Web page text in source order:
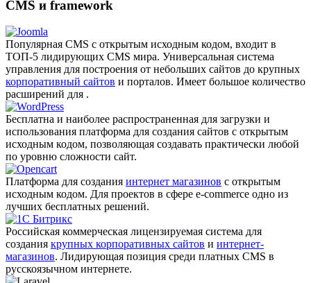
CMS и framework
Популярная CMS с открытым исходным кодом, входит в
ТОП-5 лидирующих CMS мира. Универсальная система
управления для построения от небольших сайтов до крупных
корпоративный сайтов и порталов. Имеет большое количество
расширений для .
Бесплатна и наиболее распро­страненная для загрузки и
использования платформа для создания сайтов с открытым
исходным кодом, позволяющая создавать практически любой
по уровню сложности сайт.
Платформа для создания интернет магазинов с открытым
исходным кодом. Для проектов в сфере e-commerce одно из
лучших бесплатных решений.
Российская коммерческая лицензируемая система для
создания крупных корпоративных сайтов и интернет-
магазинов. Лидирующая позиция среди платных CMS в
русскоязычном интернете.